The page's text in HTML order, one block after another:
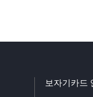
보자기카드